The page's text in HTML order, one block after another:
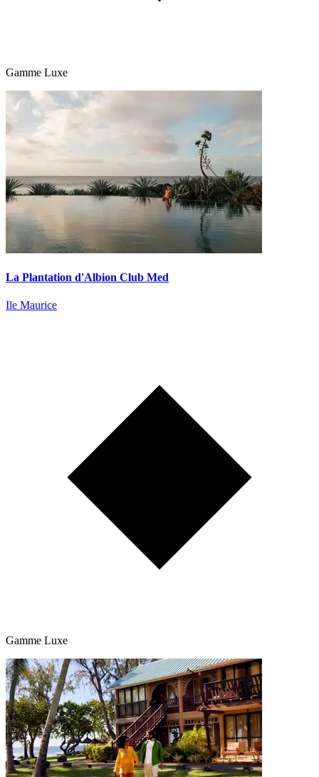
Gamme Luxe
La Plantation d'Albion Club Med
Ile Maurice
Gamme Luxe